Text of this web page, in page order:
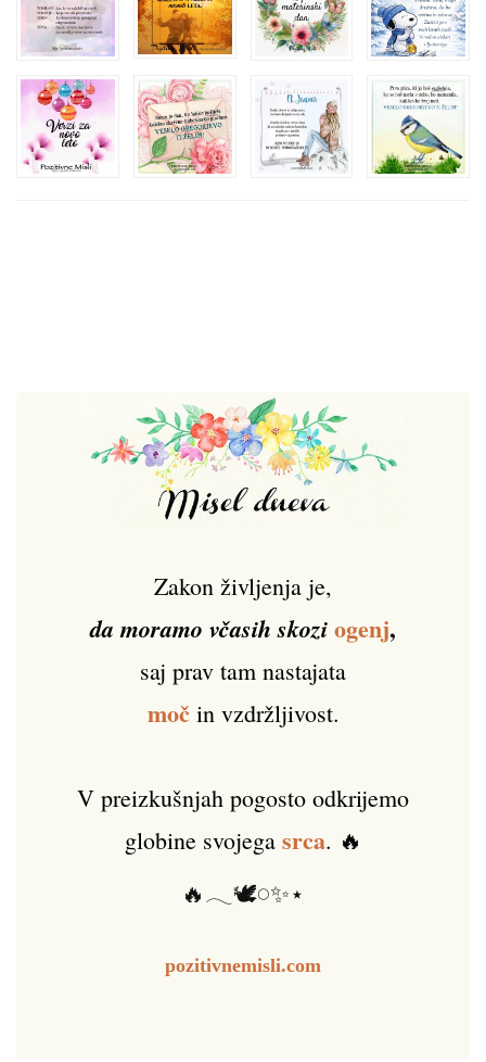
Zakon življenja je,
da moramo včasih skoziogenj,
saj prav tam nastajata
močin vzdržljivost.
V preizkušnjah pogosto odkrijemo
globine svojega srca. 🔥
🔥𓂃🕊️𓏸✨⋆
pozitivnemisli.com